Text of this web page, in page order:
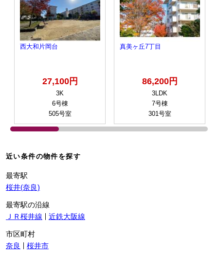
西大和片岡台
27,100円
3K
6号棟
505号室
真美ヶ丘7丁目
86,200円
3LDK
7号棟
301号室
近い条件の物件を探す
最寄駅
桜井(奈良)
最寄駅の沿線
ＪＲ桜井線
近鉄大阪線
市区町村
奈良
桜井市